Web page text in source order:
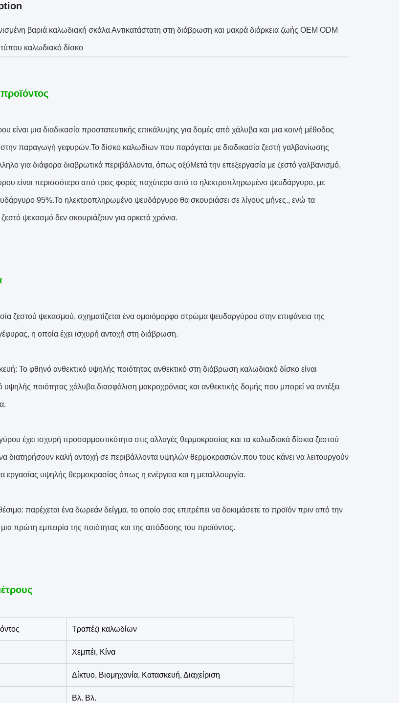
βαριά καλωδιακή σκάλα Αντικατάστατη στη διάβρωση και μακρά διάρκεια ζωής OEM ODM
καλωδιακό δίσκο
είναι μια διαδικασία προστατευτικής επικάλυψης για δομές από χάλυβα και μια κοινή μέθοδος
παραγωγή γεφυρών.Το δίσκο καλωδίων που παράγεται με διαδικασία ζεστή γαλβανίωσης
για διάφορα διαβρωτικά περιβάλλοντα, όπως οξύΜετά την επεξεργασία με ζεστό γαλβανισμό,
είναι περισσότερο από τρεις φορές παχύτερο από το ηλεκτροπληρωμένο ψευδάργυρο, με
95%.Το ηλεκτροπληρωμένο ψευδάργυρο θα σκουριάσει σε λίγους μήνες., ενώ τα
ψεκασμό δεν σκουριάζουν για αρκετά χρόνια.
ζεστού ψεκασμού, σχηματίζεται ένα ομοιόμορφο στρώμα ψευδαργύρου στην επιφάνεια της
η οποία έχει ισχυρή αντοχή στη διάβρωση.
Το φθηνό ανθεκτικό υψηλής ποιότητας ανθεκτικό στη διάβρωση καλωδιακό δίσκο είναι
ποιότητας χάλυβα.διασφάλιση μακροχρόνιας και ανθεκτικής δομής που μπορεί να αντέξει
έχει ισχυρή προσαρμοστικότητα στις αλλαγές θερμοκρασίας και τα καλωδιακά δίσκια ζεστού
διατηρήσουν καλή αντοχή σε περιβάλλοντα υψηλών θερμοκρασιών.που τους κάνει να λειτουργούν
εργασίας υψηλής θερμοκρασίας όπως η ενέργεια και η μεταλλουργία.
παρέχεται ένα δωρεάν δείγμα, το οποίο σας επιτρέπει να δοκιμάσετε το προϊόν πριν από την
πρώτη εμπειρία της ποιότητας και της απόδοσης του προϊόντος.
Τραπέζι καλωδίων
Χεμπέι, Κίνα
Δίκτυο, Βιομηχανία, Κατασκευή, Διαχείριση
Βλ. Βλ.